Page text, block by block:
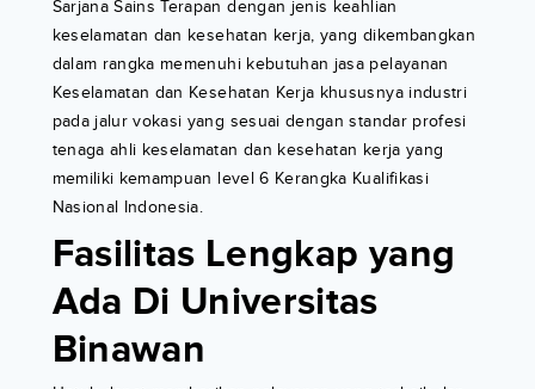
Sarjana Sains Terapan dengan jenis keahlian
keselamatan dan kesehatan kerja, yang dikembangkan
dalam rangka memenuhi kebutuhan jasa pelayanan
Keselamatan dan Kesehatan Kerja khususnya industri
pada jalur vokasi yang sesuai dengan standar profesi
tenaga ahli keselamatan dan kesehatan kerja yang
memiliki kemampuan level 6 Kerangka Kualifikasi
Nasional Indonesia.
Fasilitas Lengkap yang
Ada Di Universitas
Binawan